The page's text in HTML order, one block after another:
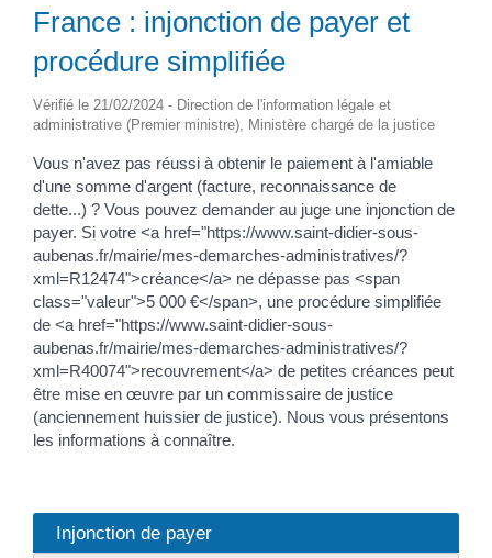
France : injonction de payer et
procédure simplifiée
Vérifié le 21/02/2024 - Direction de l'information légale et
administrative (Premier ministre), Ministère chargé de la justice
Vous n'avez pas réussi à obtenir le paiement à l'amiable
d'une somme d'argent (facture, reconnaissance de
dette...) ? Vous pouvez demander au juge une injonction de
payer. Si votre <a href="https://www.saint-didier-sous-
aubenas.fr/mairie/mes-demarches-administratives/?
xml=R12474">créance</a> ne dépasse pas <span
class="valeur">5 000 €</span>, une procédure simplifiée
de <a href="https://www.saint-didier-sous-
aubenas.fr/mairie/mes-demarches-administratives/?
xml=R40074">recouvrement</a> de petites créances peut
être mise en œuvre par un commissaire de justice
(anciennement huissier de justice). Nous vous présentons
les informations à connaître.
Injonction de payer